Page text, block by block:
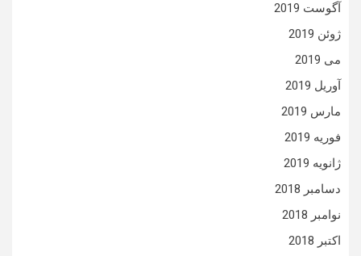
آگوست 2019
ژوئن 2019
می 2019
آوریل 2019
مارس 2019
فوریه 2019
ژانویه 2019
دسامبر 2018
نوامبر 2018
اکتبر 2018